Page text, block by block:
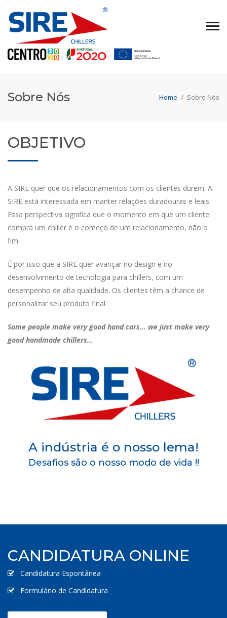
Sobre Nós Home / Sobre Nós
OBJETIVO
A SIRE quer que os relacionamentos com os clientes durem. A
SIRE está interessada em manter relações duradouras e leais.
Essa perspectiva significa que o momento em que um cliente
compra um chiller é o começo de um relacionamento, não o
fim.
É por isso que a SIRE quer avançar no design e no
desenvolvimento de tecnologia para chillers, com um
desempenho de alta qualidade. Os clientes têm a chance de
personalizar seu produto final.
Some people make very good hand cars... we just make very
good handmade chillers...
A indústria é o nosso lema!
Desafios são o nosso modo de vida !!
CANDIDATURA ONLINE
Candidatura Espontânea
Formulário de Candidatura